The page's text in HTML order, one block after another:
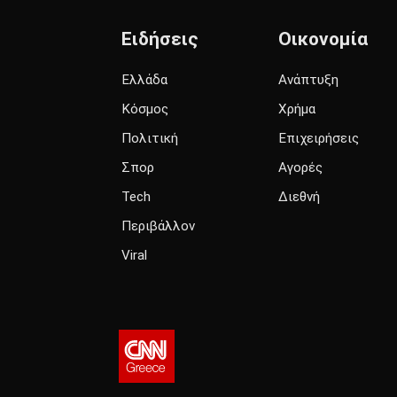
Ειδήσεις
Ελλάδα
Κόσμος
Πολιτική
Σπορ
Tech
Περιβάλλον
Viral
Οικονομία
Ανάπτυξη
Χρήμα
Επιχειρήσεις
Αγορές
Διεθνή